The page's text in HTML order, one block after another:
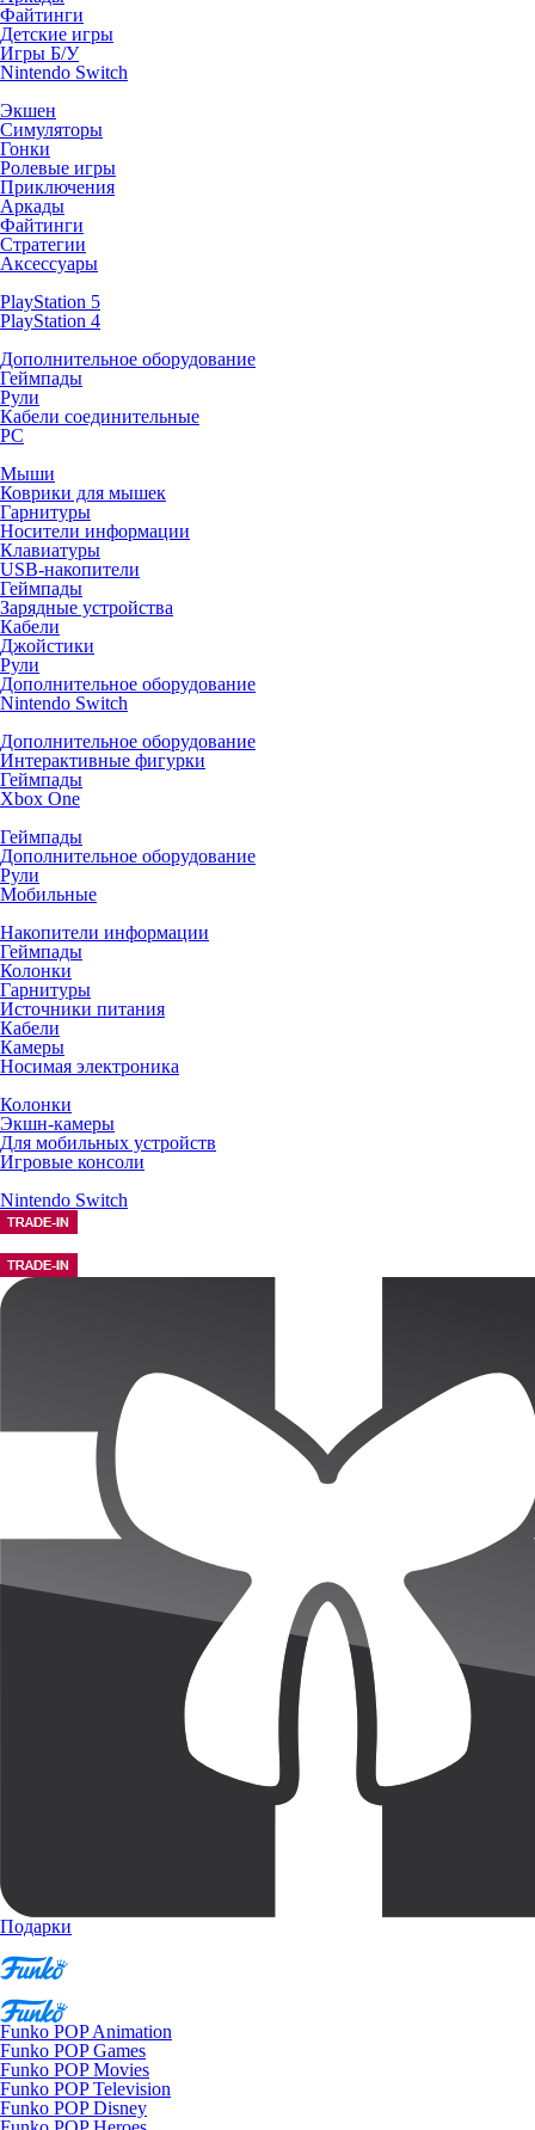
Файтинги
Детские игры
Игры Б/У
Nintendo Switch
Экшен
Симуляторы
Гонки
Ролевые игры
Приключения
Аркады
Файтинги
Стратегии
Аксессуары
PlayStation 5
PlayStation 4
Дополнительное оборудование
Геймпады
Рули
Кабели соединительные
PC
Мыши
Коврики для мышек
Гарнитуры
Носители информации
Клавиатуры
USB-накопители
Геймпады
Зарядные устройства
Кабели
Джойстики
Рули
Дополнительное оборудование
Nintendo Switch
Дополнительное оборудование
Интерактивные фигурки
Геймпады
Xbox One
Геймпады
Дополнительное оборудование
Рули
Мобильные
Накопители информации
Геймпады
Колонки
Гарнитуры
Источники питания
Кабели
Камеры
Носимая электроника
Колонки
Экшн-камеры
Для мобильных устройств
Игровые консоли
Nintendo Switch
Подарки
Funko POP Animation
Funko POP Games
Funko POP Movies
Funko POP Television
Funko POP Disney